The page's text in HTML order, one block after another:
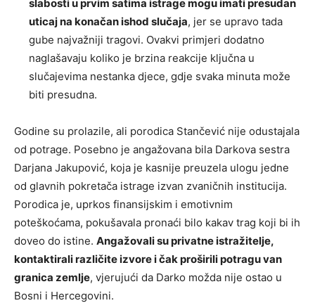
slabosti u prvim satima istrage mogu imati presudan
uticaj na konačan ishod slučaja, jer se upravo tada
gube najvažniji tragovi. Ovakvi primjeri dodatno
naglašavaju koliko je brzina reakcije ključna u
slučajevima nestanka djece, gdje svaka minuta može
biti presudna.
Godine su prolazile, ali porodica Stančević nije odustajala
od potrage. Posebno je angažovana bila Darkova sestra
Darjana Jakupović, koja je kasnije preuzela ulogu jedne
od glavnih pokretača istrage izvan zvaničnih institucija.
Porodica je, uprkos finansijskim i emotivnim
poteškoćama, pokušavala pronaći bilo kakav trag koji bi ih
doveo do istine. Angažovali su privatne istražitelje,
kontaktirali različite izvore i čak proširili potragu van
granica zemlje, vjerujući da Darko možda nije ostao u
Bosni i Hercegovini.